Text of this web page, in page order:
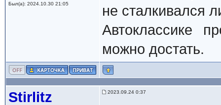
Был(а): 2024.10.30 21:05
не сталкивался
Автоклассике
можно достать.
Stirlitz 2023.09.24 0:37